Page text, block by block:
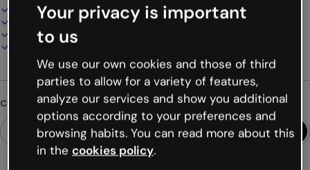
100% personalizzabile
Aggiungi audio, video e multimedia
Presenta, condividi o pubblica online
Scarica in PDF, MP4 e altri formati
Cerchi qualcosa di diverso?
Your privacy is important
to us
We use our own cookies and those of third
parties to allow for a variety of features,
analyze our services and show you additional
options according to your preferences and
browsing habits. You can read more about this
in the cookies policy.